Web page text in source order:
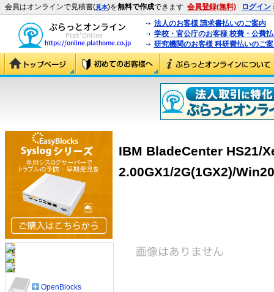
会員はオンラインで見積書(見本)を無料で作成できます 会員登録(無料) ログイン
法人のお客様 請求書払いのご案内
学校・官公庁のお客様 校費・公費
研究機関のお客様 科研費払いのご
IBM BladeCenter HS21/
2.00GX1/2G(1GX2)/
OpenBlocks